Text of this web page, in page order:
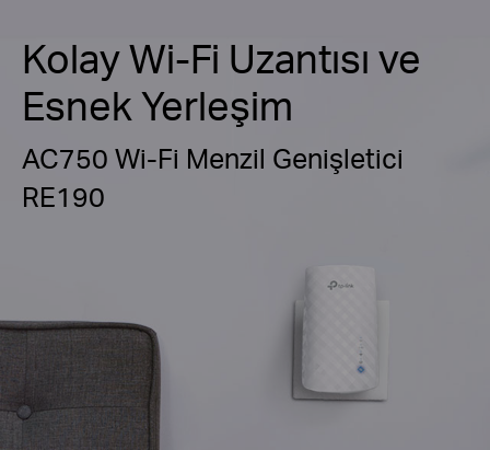
Kolay Wi-Fi Uzantısı ve
Esnek Yerleşim
AC750 Wi-Fi Menzil Genişletici
RE190